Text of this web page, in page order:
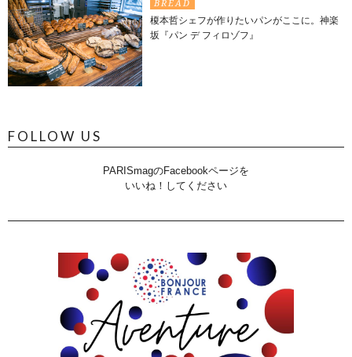
BREAD
榎本哲シェフが作りたいパンがここに。神楽
坂『パン デ フィロゾフ』
FOLLOW US
PARISmagのFacebookページを
いいね！してください